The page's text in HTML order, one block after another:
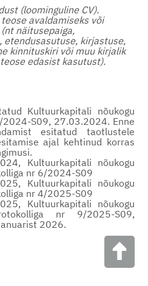
(loominguline CV).
avaldamiseks või
näitusepaiga,
etendusasutuse, kirjastuse,
kinnituskiri või muu kirjalik
edasist kasutust).
Kultuurkapitali nõukogu
S09, 27.03.2024. Enne
esitatud taotlustele
ajal kehtinud korras
Kultuurkapitali nõukogu
nr 6/2024-S09
Kultuurkapitali nõukogu
nr 4/2025-S09
Kultuurkapitali nõukogu
nr 9/2025-S09,
2026.